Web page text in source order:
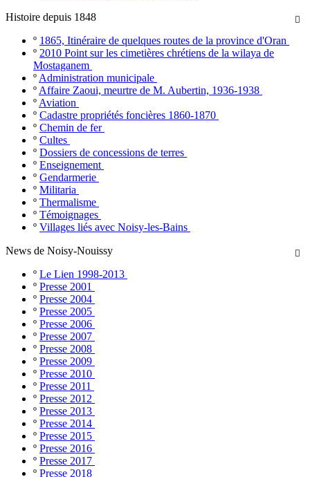

Histoire depuis 1848
º 1865, Itinéraire de quelques routes de la province d'Oran
º 2010 Point sur les cimetières chrétiens de la wilaya de
Mostaganem
º Administration municipale
º Affaire Zaoui, meurtre de M. Aubertin, 1936-1938
º Aviation
º Cadastre propriétés foncières 1860-1870
º Chemin de fer
º Cultes
º Dossiers de concessions de terres
º Enseignement
º Gendarmerie
º Militaria
º Thermalisme
º Témoignages
º Villages liés avec Noisy-les-Bains

News de Noisy-Nouissy
º Le Lien 1998-2013
º Presse 2001
º Presse 2004
º Presse 2005
º Presse 2006
º Presse 2007
º Presse 2008
º Presse 2009
º Presse 2010
º Presse 2011
º Presse 2012
º Presse 2013
º Presse 2014
º Presse 2015
º Presse 2016
º Presse 2017
º Presse 2018